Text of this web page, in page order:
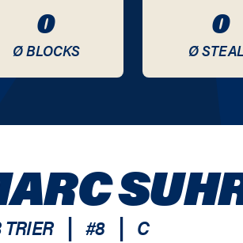
0
Ø BLOCKS
0
Ø
| #8 | C